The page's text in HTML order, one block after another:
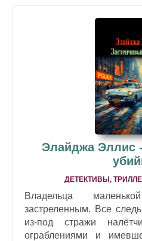
Элайджа Эллис
ДЕТЕКТИВЫ,
Владельца
застреленным. Все
из-под стражи
ограблениями и